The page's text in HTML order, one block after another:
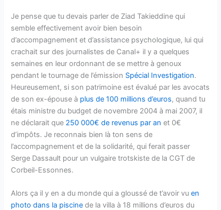
Je pense que tu devais parler de Ziad Takieddine qui
semble effectivement avoir bien besoin
d’accompagnement et d’assistance psychologique, lui qui
crachait sur des journalistes de Canal+ il y a quelques
semaines en leur ordonnant de se mettre à genoux
pendant le tournage de l’émission Spécial Investigation.
Heureusement, si son patrimoine est évalué par les avocats
de son ex-épouse à plus de 100 millions d’euros, quand tu
étais ministre du budget de novembre 2004 à mai 2007, il
ne déclarait que 250 000€ de revenus par an et 0€
d’impôts. Je reconnais bien là ton sens de
l’accompagnement et de la solidarité, qui ferait passer
Serge Dassault pour un vulgaire trotskiste de la CGT de
Corbeil-Essonnes.
Alors ça il y en a du monde qui a gloussé de t’avoir vuen
photo dans la piscine de la villa à 18 millions d’euros du